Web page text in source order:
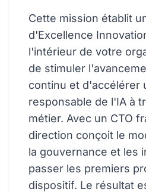
Stratégique
Entreprise
DOMAINES DE SOLUTIONS
Innovation & IA
Innovation
Transformation Digitale
Opérations
Cette mission établit
d'Excellence
l'intérieur de votre
de stimuler
continu et d'accélérer
responsable de l'IA à
métier. Avec un CTO
direction conçoit le
la gouvernance et les
passer les premiers
dispositif. Le résultat